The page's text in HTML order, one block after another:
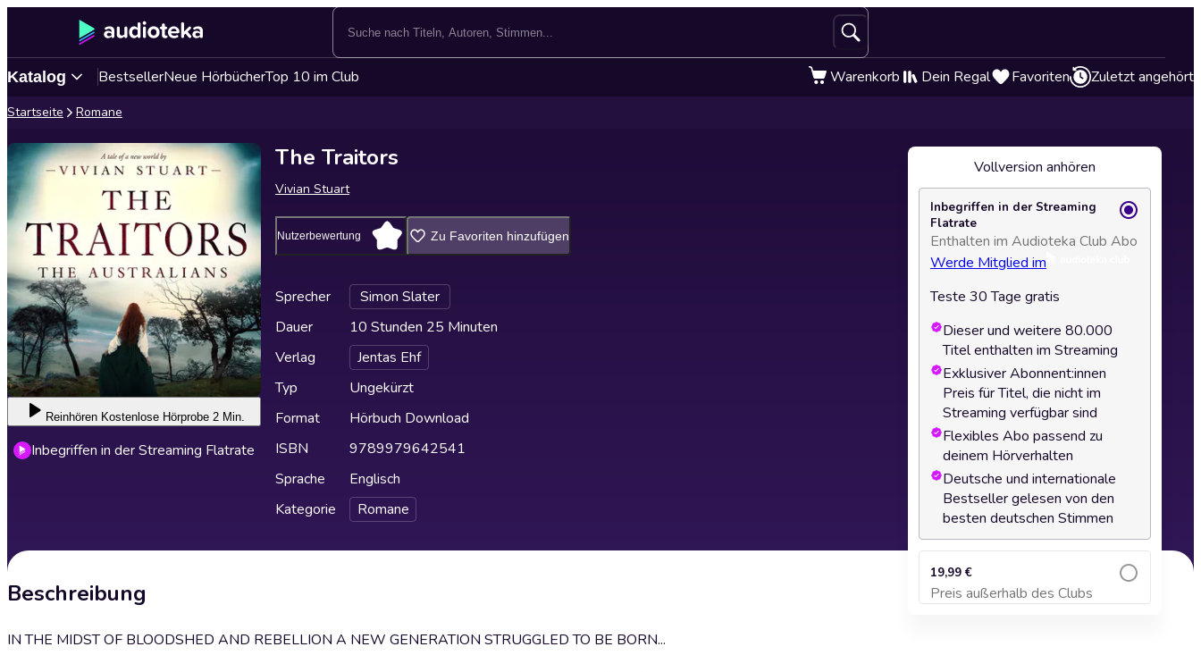
Katalog BestsellerNeue HörbücherTop 10 im Club Warenkorb Dein Regal Favoriten Zuletzt angehört
Startseite Romane
Reinhören Kostenlose Hörprobe 2 Min.
Inbegriffen in der Streaming Flatrate
The Traitors
Vivian Stuart
Nutzerbewertung Zu Favoriten hinzufügen
Sprecher
Simon Slater
Dauer
10 Stunden 25 Minuten
Verlag
Jentas Ehf
Typ
Ungekürzt
Format
Hörbuch Download
ISBN
9789979642541
Sprache
Englisch
Kategorie
Romane
Beschreibung
IN THE MIDST OF BLOODSHED AND REBELLION A NEW GENERATION STRUGGLED TO BE BORN...
Vollversion anhören
Inbegriffen in der Streaming
Flatrate
Enthalten im Audioteka Club Abo
Werde Mitglied im
Teste 30 Tage gratis
Dieser und weitere 80.000
Titel enthalten im Streaming
Exklusiver Abonnent:innen
Preis für Titel, die nicht im
Streaming verfügbar sind
Flexibles Abo passend zu
deinem Hörverhalten
Deutsche und internationale
Bestseller gelesen von den
besten deutschen Stimmen
19,99 €
Preis außerhalb des Clubs
Zum Warenkorb hinzufügen